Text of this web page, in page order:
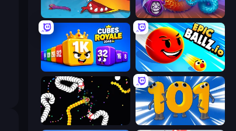
Snake Clash.io Worms.Zone
Cubes 2048 Royale EpicBallz.io
Worms.io Numbers Arena